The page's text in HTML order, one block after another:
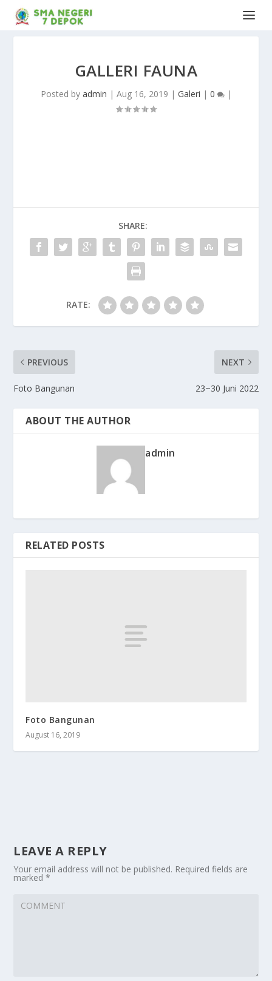
GALLERI FAUNA
Posted by admin | Aug 16, 2019 | Galeri | 0 |
SHARE:
RATE:
PREVIOUS
Foto Bangunan
NEXT
23~30 Juni 2022
ABOUT THE AUTHOR
admin
RELATED POSTS
Foto Bangunan
August 16, 2019
LEAVE A REPLY
Your email address will not be published. Required fields are
marked*